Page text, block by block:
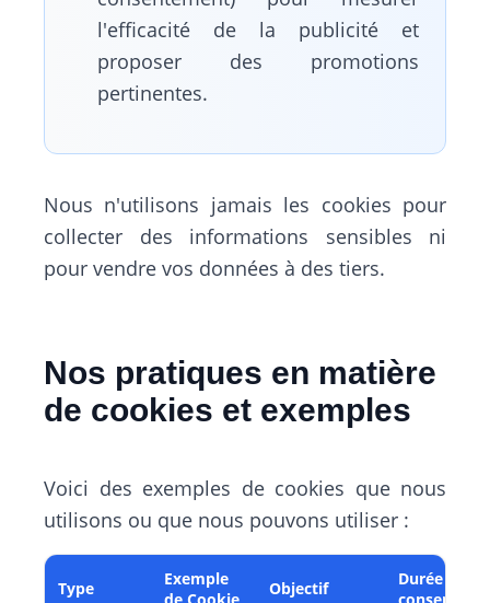
l'efficacité de la publicité et
proposer des promotions
pertinentes.
Nous n'utilisons jamais les cookies pour
collecter des informations sensibles ni
pour vendre vos données à des tiers.
Nos pratiques en matière
de cookies et exemples
Voici des exemples de cookies que nous
utilisons ou que nous pouvons utiliser :
Type
Exemple
Objectif
Durée de